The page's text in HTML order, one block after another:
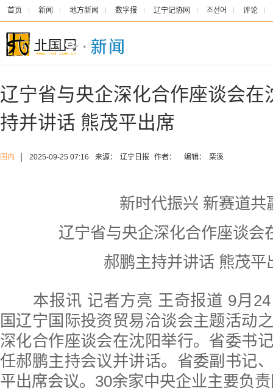
首页 新闻 地方新闻 数字报 辽宁记协网 조선어 评论
辽宁省与央企深化合作座谈会在
持并讲话 熊茂平出席
国内 2025-09-25 07:16 来源： 辽宁日报 作者： 编辑： 栾溪
新时代振兴 新赛道共
辽宁省与央企深化合作座谈会
郝鹏主持并讲话 熊茂平
本报讯 记者方亮 王奇报道 9月24
国辽宁国际投资贸易洽谈会主题活动
深化合作座谈会在沈阳举行。省委书
任郝鹏主持会议并讲话。省委副书记
平出席会议。30余家中央企业主要负